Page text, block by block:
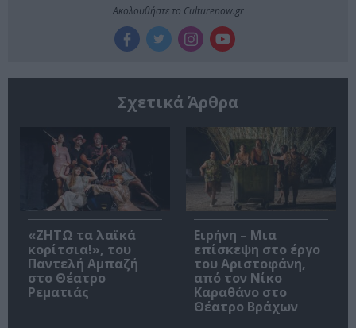
Ακολουθήστε το Culturenow.gr
Σχετικά Άρθρα
«ΖΗΤΩ τα λαϊκά
κορίτσια!», του
Παντελή Αμπαζή
στο Θέατρο
Ρεματιάς
Ειρήνη – Μια
επίσκεψη στο έργο
του Αριστοφάνη,
από τον Νίκο
Καραθάνο στο
Θέατρο Βράχων